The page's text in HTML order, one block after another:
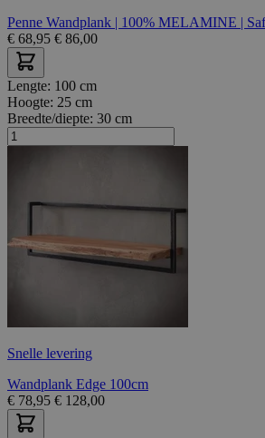
Penne Wandplank | 100% MELAMINE |
€ 68,95 € 86,00
Lengte: 100 cm
Hoogte: 25 cm
Breedte/diepte: 30 cm
Snelle levering
Wandplank Edge 100cm
€ 78,95 € 128,00